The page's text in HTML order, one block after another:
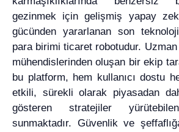
gezinmek için gelişmiş yapay
gücünden yararlanan son
para birimi ticaret robotudur. Uzman
mühendislerinden oluşan bir ekip
bu platform, hem kullanıcı dostu
etkili, sürekli olarak piyasadan
gösteren stratejiler
sunmaktadır. Güvenlik ve